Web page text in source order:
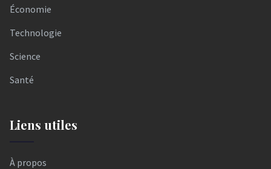
Économie
Technologie
Science
Santé
Liens utiles
À propos